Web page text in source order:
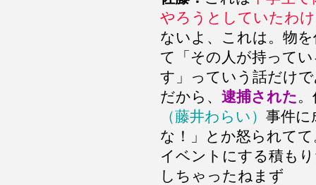
やろうとしていたわ
ないよ、これは。物
て「その人が持って
す」っていう話だけ
だから、 逮捕された
（藤井わらい） 事件に
な！」とか怒られて
イベントにする積も
しちゃったねまず